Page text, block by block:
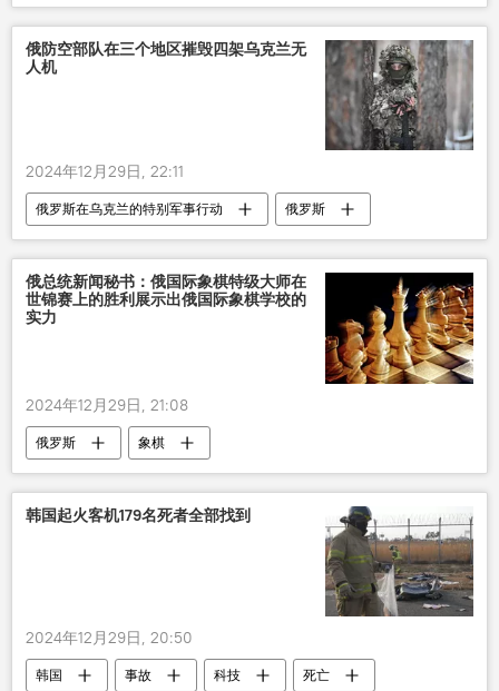
俄防空部队在三个地区摧毁四架乌克兰无
人机
2024年12月29日, 22:11
俄罗斯在乌克兰的特别军事行动
俄罗斯
无人机
俄总统新闻秘书：俄国际象棋特级大师在
世锦赛上的胜利展示出俄国际象棋学校的
实力
2024年12月29日, 21:08
俄罗斯 象棋
韩国起火客机179名死者全部找到
2024年12月29日, 20:50
韩国 事故 科技 死亡